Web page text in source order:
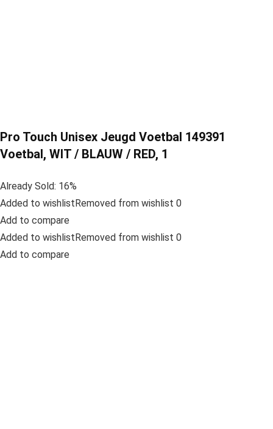
Pro Touch Unisex Jeugd Voetbal 149391
Voetbal, WIT / BLAUW / RED, 1
Already Sold: 16%
Added to wishlistRemoved from wishlist 0
Add to compare
Added to wishlistRemoved from wishlist 0
Add to compare